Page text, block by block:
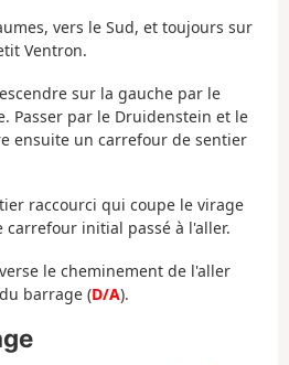
vers le Sud, et toujours sur
Ventron.
sur la gauche par le
Passer par le Druidenstein et le
ensuite un carrefour de sentier
raccourci qui coupe le virage
initial passé à l'aller.
le cheminement de l'aller
barrage (D/A).